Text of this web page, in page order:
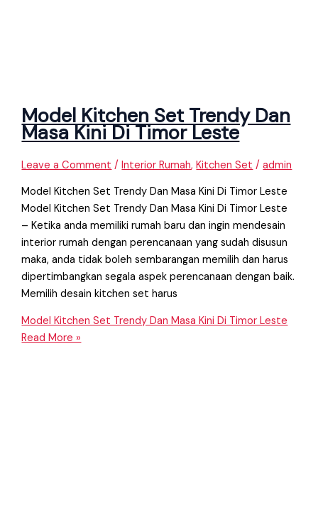
Model Kitchen Set Trendy Dan
Masa Kini Di Timor Leste
Leave a Comment /Interior Rumah,Kitchen Set /admin
Model Kitchen Set Trendy Dan Masa Kini Di Timor Leste
Model Kitchen Set Trendy Dan Masa Kini Di Timor Leste
– Ketika anda memiliki rumah baru dan ingin mendesain
interior rumah dengan perencanaan yang sudah disusun
maka, anda tidak boleh sembarangan memilih dan harus
dipertimbangkan segala aspek perencanaan dengan baik.
Memilih desain kitchen set harus
Model Kitchen Set Trendy Dan Masa Kini Di Timor Leste
Read More »